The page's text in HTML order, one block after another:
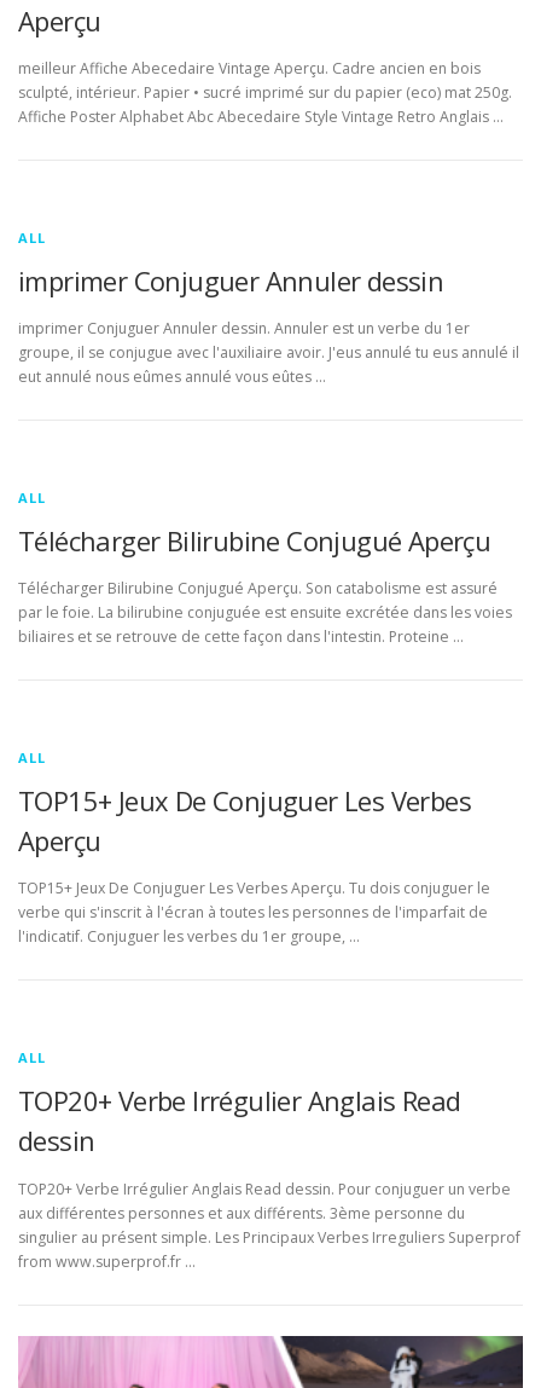
Aperçu
meilleur Affiche Abecedaire Vintage Aperçu. Cadre ancien en bois
sculpté, intérieur. Papier • sucré imprimé sur du papier (eco) mat 250g.
Affiche Poster Alphabet Abc Abecedaire Style Vintage Retro Anglais …
ALL
imprimer Conjuguer Annuler dessin
imprimer Conjuguer Annuler dessin. Annuler est un verbe du 1er
groupe, il se conjugue avec l'auxiliaire avoir. J'eus annulé tu eus annulé il
eut annulé nous eûmes annulé vous eûtes …
ALL
Télécharger Bilirubine Conjugué Aperçu
Télécharger Bilirubine Conjugué Aperçu. Son catabolisme est assuré
par le foie. La bilirubine conjuguée est ensuite excrétée dans les voies
biliaires et se retrouve de cette façon dans l'intestin. Proteine …
ALL
TOP15+ Jeux De Conjuguer Les Verbes
Aperçu
TOP15+ Jeux De Conjuguer Les Verbes Aperçu. Tu dois conjuguer le
verbe qui s'inscrit à l'écran à toutes les personnes de l'imparfait de
l'indicatif. Conjuguer les verbes du 1er groupe, …
ALL
TOP20+ Verbe Irrégulier Anglais Read
dessin
TOP20+ Verbe Irrégulier Anglais Read dessin. Pour conjuguer un verbe
aux différentes personnes et aux différents. 3ème personne du
singulier au présent simple. Les Principaux Verbes Irreguliers Superprof
from www.superprof.fr …